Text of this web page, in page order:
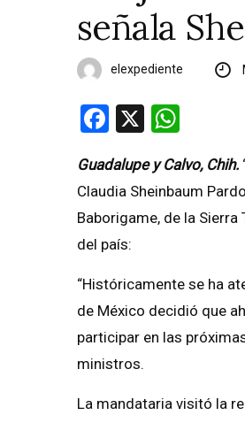
señala
elexpediente
Facebook
X
Guadalupe y Calvo, Chih.
Claudia Sheinbaum
Baborigame, de la
del país:
“Históricamente se ha
de México decidió que
participar en las
ministros.
La mandataria visitó la